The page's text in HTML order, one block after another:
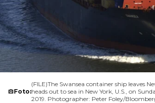
Foto:
(FILE)The Swansea container ship leaves
heads out to sea in New York, U.S., on
2019. Photographer: Peter Foley/